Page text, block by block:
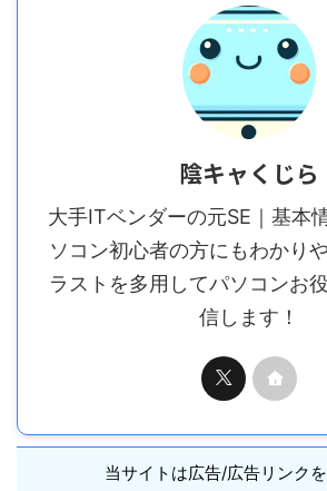
陰キャくじら
大手ITベンダーの元SE｜基本
ソコン初心者の方にもわかり
ラストを多用してパソコンお
信します！
当サイトは広告/広告リンク